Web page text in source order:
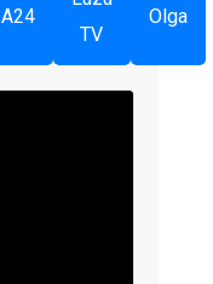
A24
TV
Olga